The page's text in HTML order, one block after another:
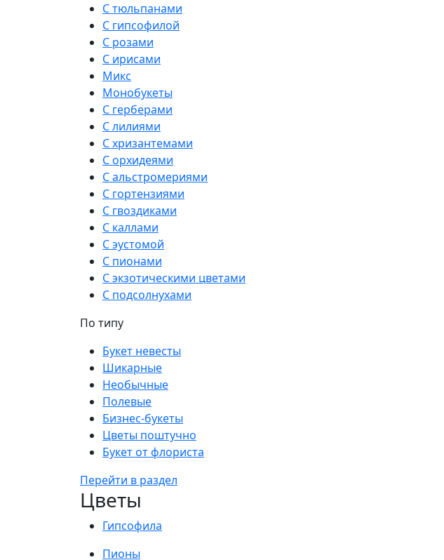
С тюльпанами
С гипсофилой
С розами
С ирисами
Микс
Монобукеты
С герберами
С лилиями
С хризантемами
С орхидеями
С альстромериями
С гортензиями
С гвоздиками
С каллами
С эустомой
С пионами
С экзотическими цветами
С подсолнухами
По типу
Букет невесты
Шикарные
Необычные
Полевые
Бизнес-букеты
Цветы поштучно
Букет от флориста
Перейти в раздел
Цветы
Гипсофила
Пионы